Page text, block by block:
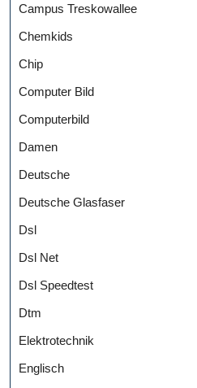
Campus Treskowallee
Chemkids
Chip
Computer Bild
Computerbild
Damen
Deutsche
Deutsche Glasfaser
Dsl
Dsl Net
Dsl Speedtest
Dtm
Elektrotechnik
Englisch